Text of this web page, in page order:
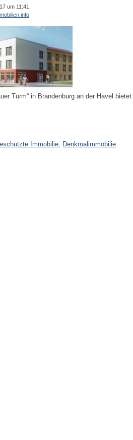
um 11:41.
Turm“ in Brandenburg an der Havel
Immobilie, Denkmalimmobilie